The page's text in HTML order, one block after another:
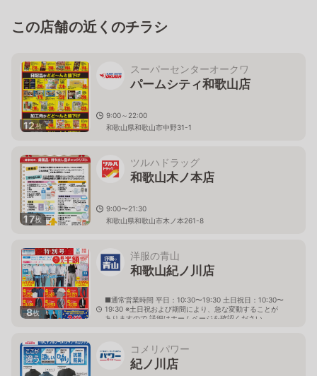
この店舗の近くのチラシ
12枚
スーパーセンターオークワ
パームシティ和歌山店
9:00～22:00
和歌山県和歌山市中野31-1
17枚
ツルハドラッグ
和歌山木ノ本店
9:00〜21:30
和歌山県和歌山市木ノ本261-8
8枚
洋服の青山
和歌山紀ノ川店
■通常営業時間 平日：10:30〜19:30 土日祝日：10:30〜
19:30 ※土日祝および期間により、急な変動することが
ありますので 詳細はホームページを確認ください
コメリパワー
紀ノ川店